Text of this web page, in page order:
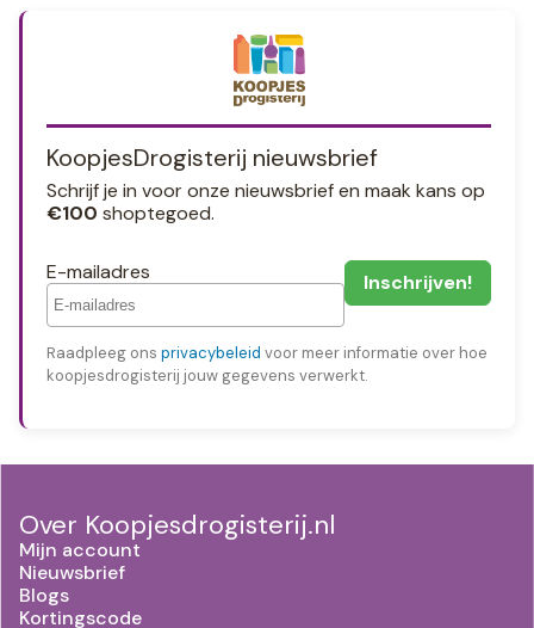
KoopjesDrogisterij nieuwsbrief
Schrijf je in voor onze nieuwsbrief en maak kans op
€100 shoptegoed.
E-mailadres
Raadpleeg ons privacybeleid voor meer informatie over hoe
koopjesdrogisterij jouw gegevens verwerkt.
Over Koopjesdrogisterij.nl
Mijn account
Nieuwsbrief
Blogs
Kortingscode